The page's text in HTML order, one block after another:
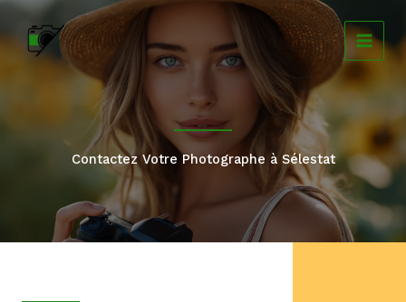
Aller
contenu
Contactez Votre Photographe à Sélestat